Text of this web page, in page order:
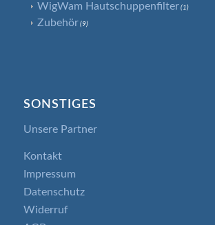
WigWam Hautschuppenfilter (1)
Zubehör (9)
SONSTIGES
Unsere Partner
Kontakt
Impressum
Datenschutz
Widerruf